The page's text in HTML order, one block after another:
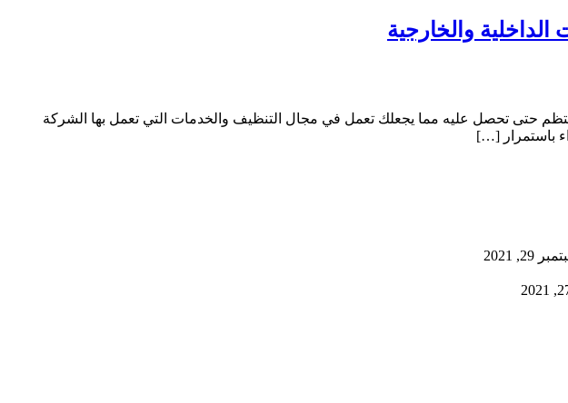
حتى تحصل عليه مما يجعلك تعمل في مجال التنظيف والخدمات التي تعمل بها الشركة
باستمرار […]
29, 2021